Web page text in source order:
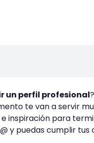
un perfil profesional
te van a servir
e inspiración para
y puedas cumplir tus